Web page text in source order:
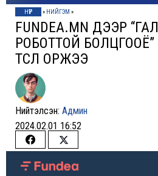
НҮҮР » НИЙГЭМ »
FUNDEA.MN ДЭЭР “ГАЛ
РОБОТТОЙ
ТӨСӨЛ ОРЖЭЭ
Нийтэлсэн: Админ
2024.02.01 16:52
Share
on
Share
on